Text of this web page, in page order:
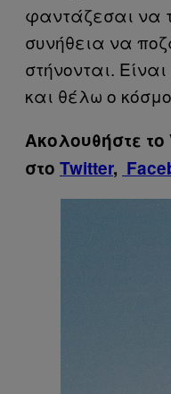
φαντάζεσαι να
συνήθεια να
στήνονται.
και θέλω ο
Ακολουθήστε το
στο Twitter,